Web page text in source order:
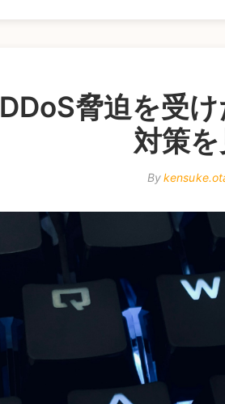
DDoS脅迫を受
対策
By